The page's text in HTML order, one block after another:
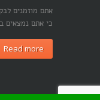
אתם מוזמנים
כי אתם נמצאים
Read more